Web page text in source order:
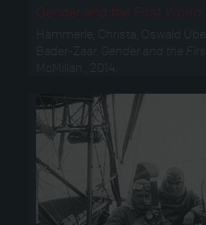
Gender and the First World
Hämmerle, Christa, Oswald
Bader-Zaar.
Gender and the
McMillan , 2014.